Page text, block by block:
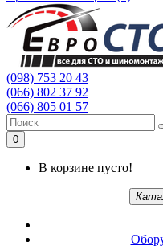
(098) 753 20 43
(066) 802 37 92
(066) 805 01 57
0
В корзине пусто!